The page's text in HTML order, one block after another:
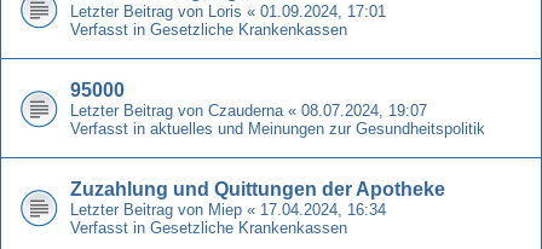
Letzter Beitrag von Loris « 01.09.2024, 17:01
Verfasst in Gesetzliche Krankenkassen
95000
Letzter Beitrag von Czauderna « 08.07.2024, 19:07
Verfasst in aktuelles und Meinungen zur Gesundheitspolitik
Zuzahlung und Quittungen der Apotheke
Letzter Beitrag von Miep « 17.04.2024, 16:34
Verfasst in Gesetzliche Krankenkassen